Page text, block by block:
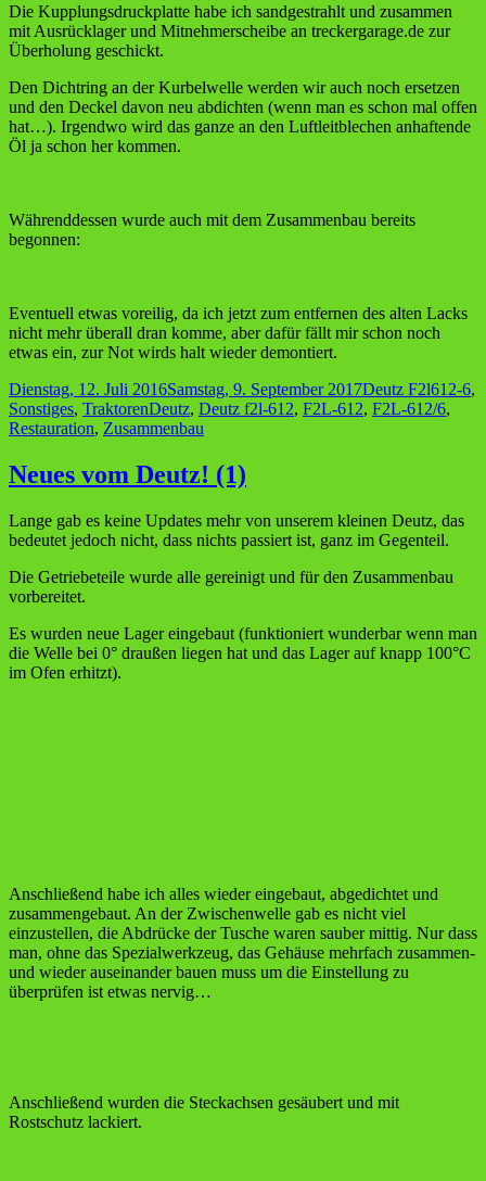
Die Kupplungsdruckplatte habe ich sandgestrahlt und zusammen
mit Ausrücklager und Mitnehmerscheibe an treckergarage.de zur
Überholung geschickt.
Den Dichtring an der Kurbelwelle werden wir auch noch ersetzen
und den Deckel davon neu abdichten (wenn man es schon mal offen
hat…). Irgendwo wird das ganze an den Luftleitblechen anhaftende
Öl ja schon her kommen.
Währenddessen wurde auch mit dem Zusammenbau bereits
begonnen:
Eventuell etwas voreilig, da ich jetzt zum entfernen des alten Lacks
nicht mehr überall dran komme, aber dafür fällt mir schon noch
etwas ein, zur Not wirds halt wieder demontiert.
Veröffentlicht
am
Dienstag, 12. Juli 2016Samstag, 9. September 2017Kategorien
Deutz F2l612-6,
Sonstiges, TraktorenSchlagwörter
Deutz, Deutz f2l-612, F2L-612, F2L-612/6,
Restauration, Zusammenbau
Neues vom Deutz! (1)
Lange gab es keine Updates mehr von unserem kleinen Deutz, das
bedeutet jedoch nicht, dass nichts passiert ist, ganz im Gegenteil.
Die Getriebeteile wurde alle gereinigt und für den Zusammenbau
vorbereitet.
Es wurden neue Lager eingebaut (funktioniert wunderbar wenn man
die Welle bei 0° draußen liegen hat und das Lager auf knapp 100°C
im Ofen erhitzt).
Anschließend habe ich alles wieder eingebaut, abgedichtet und
zusammengebaut. An der Zwischenwelle gab es nicht viel
einzustellen, die Abdrücke der Tusche waren sauber mittig. Nur dass
man, ohne das Spezialwerkzeug, das Gehäuse mehrfach zusammen-
und wieder auseinander bauen muss um die Einstellung zu
überprüfen ist etwas nervig…
Anschließend wurden die Steckachsen gesäubert und mit
Rostschutz lackiert.